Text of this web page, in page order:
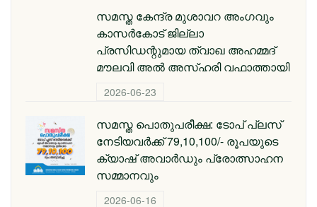
സമസ്ത കേന്ദ്ര മുശാവറ അംഗവും
കാസര്‍കോട് ജില്ലാ
പ്രസിഡന്റുമായ ത്വാഖ അഹമ്മദ്
മൗലവി അല്‍ അസ്ഹരി വഫാത്തായി
2026-06-23
സമസ്ത പൊതുപരീക്ഷ: ടോപ് പ്ലസ്
നേടിയവര്‍ക്ക് 79,10,100/- രൂപയുടെ
ക്യാഷ് അവാര്‍ഡും പ്രോത്സാഹന
സമ്മാനവും
2026-06-16